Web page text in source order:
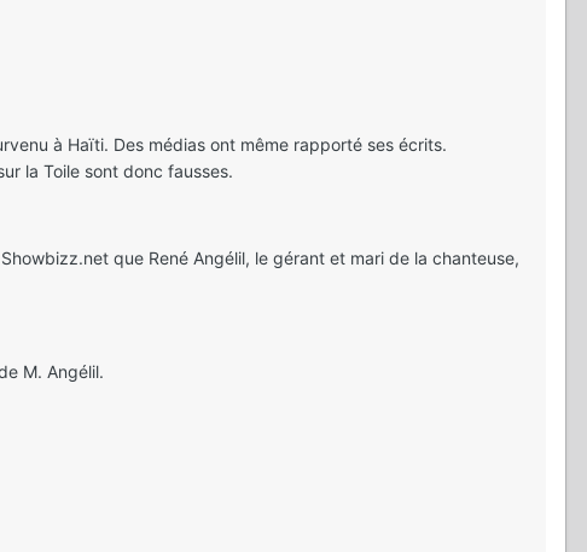
à Haïti. Des médias ont même rapporté ses écrits.
la Toile sont donc fausses.
que René Angélil, le gérant et mari de la chanteuse,
M. Angélil.